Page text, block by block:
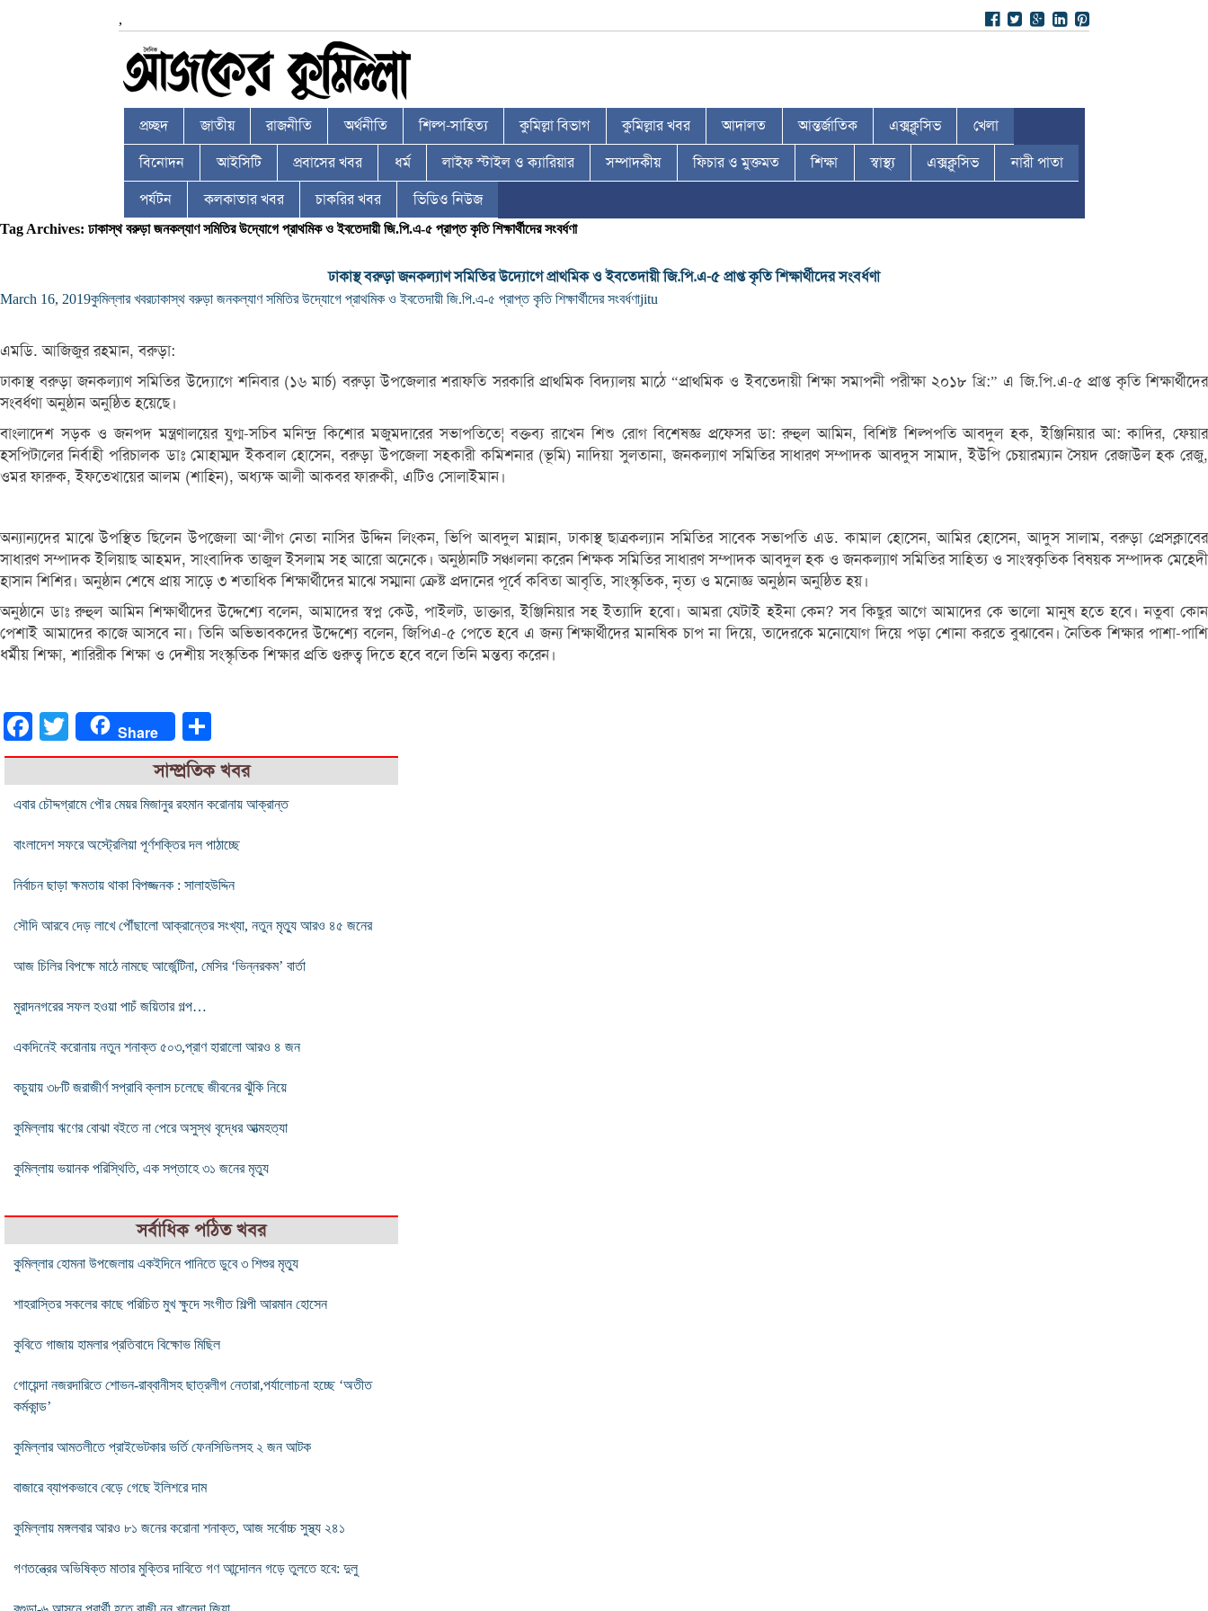
,
প্রচ্ছদ জাতীয় রাজনীতি অর্থনীতি শিল্প-সাহিত্য কুমিল্লা বিভাগ কুমিল্লার খবর আদালত আন্তর্জাতিক এক্সক্লুসিভ খেলা
বিনোদন আইসিটি প্রবাসের খবর ধর্ম লাইফ স্টাইল ও ক্যারিয়ার সম্পাদকীয় ফিচার ও মুক্তমত শিক্ষা স্বাস্থ্য এক্সক্লুসিভ নারী পাতা
পর্যটন কলকাতার খবর চাকরির খবর ভিডিও নিউজ
Tag Archives: ঢাকাস্থ বরুড়া জনকল্যাণ সমিতির উদ্যোগে প্রাথমিক ও ইবতেদায়ী জি.পি.এ-৫ প্রাপ্ত কৃতি শিক্ষার্থীদের সংবর্ধণা
ঢাকাস্থ বরুড়া জনকল্যাণ সমিতির উদ্যোগে প্রাথমিক ও ইবতেদায়ী জি.পি.এ-৫ প্রাপ্ত কৃতি শিক্ষার্থীদের সংবর্ধণা
March 16, 2019কুমিল্লার খবরঢাকাস্থ বরুড়া জনকল্যাণ সমিতির উদ্যোগে প্রাথমিক ও ইবতেদায়ী জি.পি.এ-৫ প্রাপ্ত কৃতি শিক্ষার্থীদের সংবর্ধণাjitu
এমডি. আজিজুর রহমান, বরুড়া:
ঢাকাস্থ বরুড়া জনকল্যাণ সমিতির উদ্যোগে শনিবার (১৬ মার্চ) বরুড়া উপজেলার শরাফতি সরকারি প্রাথমিক বিদ্যালয় মাঠে “প্রাথমিক ও ইবতেদায়ী শিক্ষা সমাপনী পরীক্ষা ২০১৮ খ্রি:” এ জি.পি.এ-৫ প্রাপ্ত কৃতি শিক্ষার্থীদের
সংবর্ধণা অনুষ্ঠান অনুষ্ঠিত হয়েছে।
বাংলাদেশ সড়ক ও জনপদ মন্ত্রণালয়ের যুগ্ম-সচিব মনিন্দ্র কিশোর মজুমদারের সভাপতিতে¦ বক্তব্য রাখেন শিশু রোগ বিশেষজ্ঞ প্রফেসর ডা: রুহুল আমিন, বিশিষ্ট শিল্পপতি আবদুল হক, ইঞ্জিনিয়ার আ: কাদির, ফেয়ার
হসপিটালের নির্বাহী পরিচালক ডাঃ মোহাম্মদ ইকবাল হোসেন, বরুড়া উপজেলা সহকারী কমিশনার (ভূমি) নাদিয়া সুলতানা, জনকল্যাণ সমিতির সাধারণ সম্পাদক আবদুস সামাদ, ইউপি চেয়ারম্যান সৈয়দ রেজাউল হক রেজু,
ওমর ফারুক, ইফতেখায়ের আলম (শাহিন), অধ্যক্ষ আলী আকবর ফারুকী, এটিও সোলাইমান।
অন্যান্যদের মাঝে উপস্থিত ছিলেন উপজেলা আ‘লীগ নেতা নাসির উদ্দিন লিংকন, ভিপি আবদুল মান্নান, ঢাকাস্থ ছাত্রকল্যান সমিতির সাবেক সভাপতি এড. কামাল হোসেন, আমির হোসেন, আদুস সালাম, বরুড়া প্রেসক্লাবের
সাধারণ সম্পাদক ইলিয়াছ আহমদ, সাংবাদিক তাজুল ইসলাম সহ আরো অনেকে। অনুষ্ঠানটি সঞ্চালনা করেন শিক্ষক সমিতির সাধারণ সম্পাদক আবদুল হক ও জনকল্যাণ সমিতির সাহিত্য ও সাংস্বকৃতিক বিষয়ক সম্পাদক মেহেদী
হাসান শিশির। অনুষ্ঠান শেষে প্রায় সাড়ে ৩ শতাধিক শিক্ষার্থীদের মাঝে সম্মানা ক্রেষ্ট প্রদানের পূর্বে কবিতা আবৃতি, সাংস্কৃতিক, নৃত্য ও মনোজ্ঞ অনুষ্ঠান অনুষ্ঠিত হয়।
অনুষ্ঠানে ডাঃ রুহুল আমিন শিক্ষার্থীদের উদ্দেশ্যে বলেন, আমাদের স্বপ্ন কেউ, পাইলট, ডাক্তার, ইঞ্জিনিয়ার সহ ইত্যাদি হবো। আমরা যেটাই হইনা কেন? সব কিছুর আগে আমাদের কে ভালো মানুষ হতে হবে। নতুবা কোন
পেশাই আমাদের কাজে আসবে না। তিনি অভিভাবকদের উদ্দেশ্যে বলেন, জিপিএ-৫ পেতে হবে এ জন্য শিক্ষার্থীদের মানষিক চাপ না দিয়ে, তাদেরকে মনোযোগ দিয়ে পড়া শোনা করতে বুঝাবেন। নৈতিক শিক্ষার পাশা-পাশি
ধর্মীয় শিক্ষা, শারিরীক শিক্ষা ও দেশীয় সংস্কৃতিক শিক্ষার প্রতি গুরুত্ব দিতে হবে বলে তিনি মন্তব্য করেন।
FacebookTwitter Share
সাম্প্রতিক খবর
এবার চৌদ্দগ্রামে পৌর মেয়র মিজানুর রহমান করোনায় আক্রান্ত
বাংলাদেশ সফরে অস্ট্রেলিয়া পূর্ণশক্তির দল পাঠাচ্ছে
নির্বাচন ছাড়া ক্ষমতায় থাকা বিপজ্জনক : সালাহউদ্দিন
সৌদি আরবে দেড় লাখে পৌঁছালো আক্রান্তের সংখ্যা, নতুন মৃত্যু আরও ৪৫ জনের
আজ চিলির বিপক্ষে মাঠে নামছে আর্জেন্টিনা, মেসির ‘ভিন্নরকম’ বার্তা
মুরাদনগরের সফল হওয়া পাচঁ জয়িতার গল্প…
একদিনেই করোনায় নতুন শনাক্ত ৫০৩,প্রাণ হারালো আরও ৪ জন
কচুয়ায় ৩৮টি জরাজীর্ণ সপ্রাবি ক্লাস চলেছে জীবনের ঝুঁকি নিয়ে
কুমিল্লায় ঋণের বোঝা বইতে না পেরে অসুস্থ বৃদ্ধের আত্মহত্যা
কুমিল্লায় ভয়ানক পরিস্থিতি, এক সপ্তাহে ৩১ জনের মৃত্যু
সর্বাধিক পঠিত খবর
কুমিল্লার হোমনা উপজেলায় একইদিনে পানিতে ডুবে ৩ শিশুর মৃত্যু
শাহরাস্তির সকলের কাছে পরিচিত মুখ ক্ষুদে সংগীত শিল্পী আরমান হোসেন
কুবিতে গাজায় হামলার প্রতিবাদে বিক্ষোভ মিছিল
গোয়েন্দা নজরদারিতে শোভন-রাব্বানীসহ ছাত্রলীগ নেতারা,পর্যালোচনা হচ্ছে ‘অতীত
কর্মকান্ড’
কুমিল্লার আমতলীতে প্রাইভেটকার ভর্তি ফেনসিডিলসহ ২ জন আটক
বাজারে ব্যাপকভাবে বেড়ে গেছে ইলিশরে দাম
কুমিল্লায় মঙ্গলবার আরও ৮১ জনের করোনা শনাক্ত, আজ সর্বোচ্চ সুস্থ্য ২৪১
গণতন্ত্রের অভিষিক্ত মাতার মুক্তির দাবিতে গণ আন্দোলন গড়ে তুলতে হবে: দুলু